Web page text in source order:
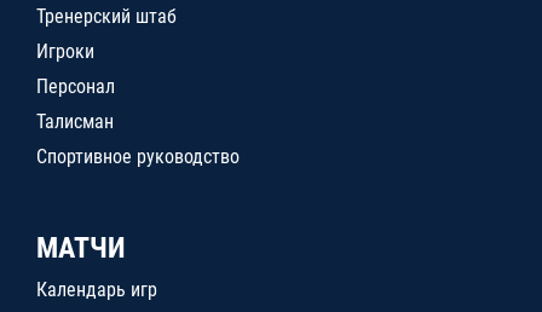
Тренерский штаб
Игроки
Персонал
Талисман
Спортивное руководство
МАТЧИ
Календарь игр